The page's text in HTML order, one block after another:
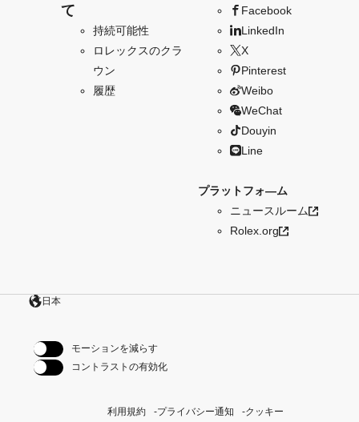
て
持続可能性
ロレックスのクラ
ウン
履歴
Facebook
LinkedIn
X
Pinterest
Weibo
WeChat
Douyin
Line
プラットフォ―ム
ニュースルーム
Rolex.org
日本
モーションを減らす
コントラストの有効化
利用規約 プライバシー通知 クッキー